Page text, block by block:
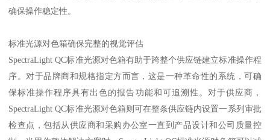
确保操作稳定性。
标准光源对色箱确保完整的视觉评估
SpectraLight QC标准光源对色箱有助于跨整个供应链建立标准操作程
序。对于品牌商和规格指定方而言，这是一种革命性的系统，可确
保标准操作程序具有出色的报告功能和可追溯性。对于供应商，
SpectraLight QC标准光源对色箱则可在整条供应链内设置一系列审批
检查点，包括从供应商和采购办公室一直到产品设计和公司质量控